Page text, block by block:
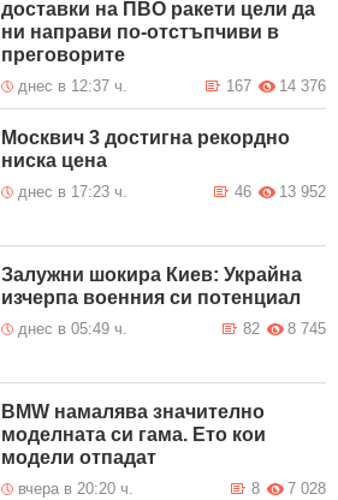
доставки на ПВО ракети цели да
ни направи по-отстъпчиви в
преговорите
днес в 12:37 ч. 14 376
167
Москвич 3 достигна рекордно
ниска цена
днес в 17:23 ч. 13 952
46
Залужни шокира Киев: Украйна
изчерпа военния си потенциал
днес в 05:49 ч. 8 745
82
BMW намалява значително
моделната си гама. Ето кои
модели отпадат
вчера в 20:20 ч. 7 028
8